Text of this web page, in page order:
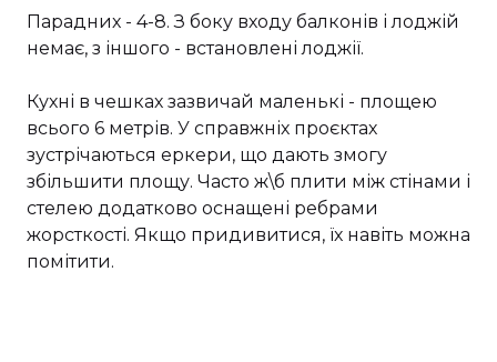
Парадних - 4-8. З боку входу балконів і лоджій
немає, з іншого - встановлені лоджії.
Кухні в чешках зазвичай маленькі - площею
всього 6 метрів. У справжніх проєктах
зустрічаються еркери, що дають змогу
збільшити площу. Часто ж\б плити між стінами і
стелею додатково оснащені ребрами
жорсткості. Якщо придивитися, їх навіть можна
помітити.